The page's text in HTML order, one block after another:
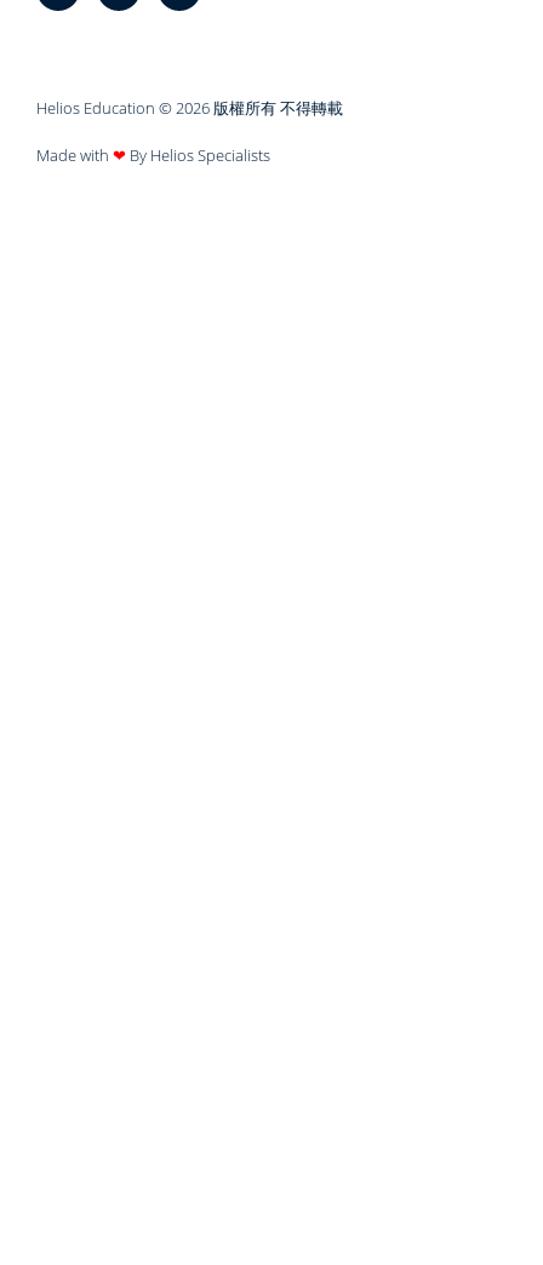
Helios Education © 2026 版權所有 不得轉載
Made with ❤ By Helios Specialists